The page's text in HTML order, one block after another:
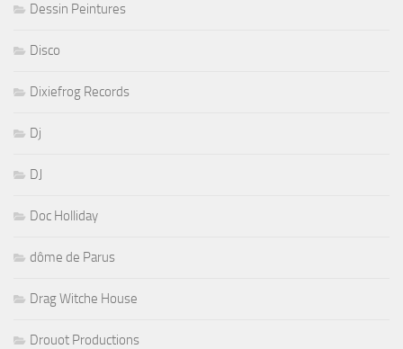
Dessin Peintures
Disco
Dixiefrog Records
Dj
DJ
Doc Holliday
dôme de Parus
Drag Witche House
Drouot Productions